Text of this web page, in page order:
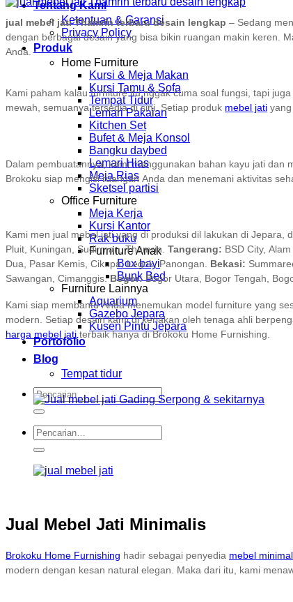
Tentang Kami
Ketentuan & Garansi
Privacy Policy
Produk
Home Furniture
Kursi & Meja Makan
Kursi Tamu & Sofa
Tempat Tidur
Lemari Pakaian
Kitchen Set
Bufet & Meja Konsol
Bangku daybed
Lemari Hias
Meja Rias
Sketsel partisi
Office Furniture
Meja Kerja
Kursi Kantor
Rak buku
Furniture Anak
Box bayi
Bunk Bed
Furniture Lainnya
Aquarium
Gazebo Jepara
Kusen Pintu Jepara
Portofolio
Blog
Tempat tidur
Pencarian
untuk:
Pencarian
untuk:
jual mebel jati Thamrin terbaru desain lengkap – Sedang
dengan berbagai desain yang bisa bikin ruangan makin keren.
Anda.
Kami paham kalau furniture itu nggak cuma soal fungsi, tapi
mewah, semuanya tersedia di sini. Setiap produk mebel jati
Dalam pembuatannya, kami menggunakan bahan kayu jati
Brokoku siap mengisi ruangan Anda dan menemani aktivitas
Kami men jual mebel jati yang di produksi dil lakukan di
Pluit, Kuningan, Sudirman, Thamrin. Tangerang: BSD City,
Dua, Pasar Kemis, Cikupa, Legok, Panongan. Bekasi:
Sawangan, Cimanggis.Bogor:Bogor Utara, Bogor Tengah,
Kami siap membantu Anda menemukan model furniture yang
modern. Setiap desain kami di kerjakan oleh tenaga ahli
harga mebel jatiterbaik hanya di Brokoku Home Furnishing.
Jual Mebel Jati Minimalis
Brokoku Home Furnishing hadir sebagai penyedia mebel
modern dengan kesan natural elegan. Maka dari itu, kami